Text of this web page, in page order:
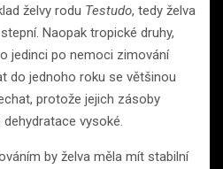
želvy rodu Testudo, tedy želva
Naopak tropické druhy,
jedinci po nemoci zimování
do jednoho roku se většinou
protože jejich zásoby
vysoké.
by želva měla mít stabilní